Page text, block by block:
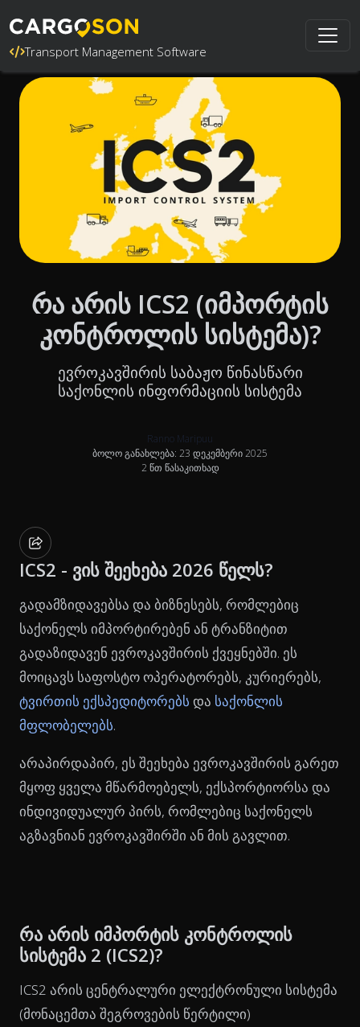
Transport Management Software
რა არის ICS2 (იმპორტის
კონტროლის სისტემა)?
ევროკავშირის საბაჟო წინასწარი
საქონლის ინფორმაციის სისტემა
Ranno Maripuu
ბოლო განახლება: 23 დეკემბერი 2025
2 წთ წასაკითხად
ICS2 - ვის შეეხება 2026 წელს?
გადამზიდავებსა და ბიზნესებს, რომლებიც
საქონელს იმპორტირებენ ან ტრანზიტით
გადაზიდავენ ევროკავშირის ქვეყნებში. ეს
მოიცავს საფოსტო ოპერატორებს, კურიერებს,
ტვირთის ექსპედიტორებს და საქონლის
მფლობელებს.
არაპირდაპირ, ეს შეეხება ევროკავშირის გარეთ
მყოფ ყველა მწარმოებელს, ექსპორტიორსა და
ინდივიდუალურ პირს, რომლებიც საქონელს
აგზავნიან ევროკავშირში ან მის გავლით.
რა არის იმპორტის კონტროლის
სისტემა 2 (ICS2)?
ICS2 არის ცენტრალური ელექტრონული სისტემა
(მონაცემთა შეგროვების წერტილი)